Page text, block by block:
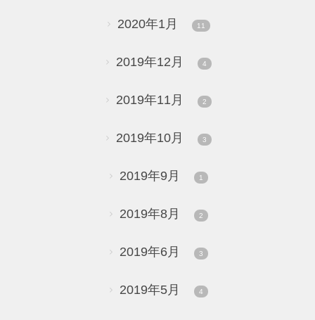
2020年1月 11
2019年12月 4
2019年11月 2
2019年10月 3
2019年9月 1
2019年8月 2
2019年6月 3
2019年5月 4